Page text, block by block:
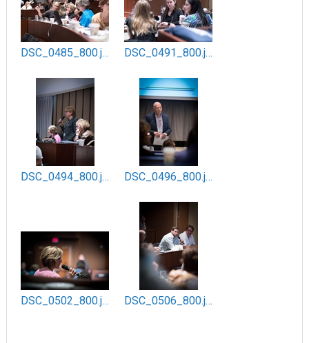
DSC_0485_800.jpg DSC_0491_800.jpg
DSC_0494_800.jpg DSC_0496_800.jpg
DSC_0502_800.jpg DSC_0506_800.jpg